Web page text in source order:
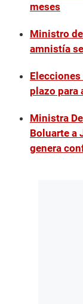
meses
Ministro
amnistía
plazo para
Ministra
Boluarte a
genera